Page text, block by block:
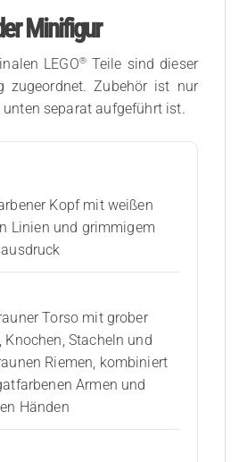
Minifigur
LEGO®Teile sind dieser
zugeordnet. Zubehör ist nur
separat aufgeführt ist.
Kopf mit weißen
Linien und grimmigem
Torso mit grober
Knochen, Stacheln und
Riemen, kombiniert
Armen und
Händen